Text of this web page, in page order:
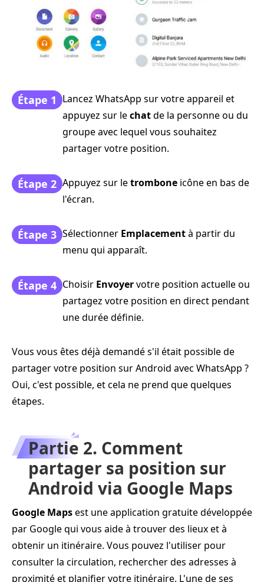
Étape 1 Lancez WhatsApp sur votre appareil et
appuyez sur lechatde la personne ou du
groupe avec lequel vous souhaitez
partager votre position.
Étape 2 Appuyez sur letrombone icône en bas de
l'écran.
Étape 3 Sélectionner Emplacementà partir du
menu qui apparaît.
Étape 4 Choisir Envoyervotre position actuelle ou
partagez votre position en direct pendant
une durée définie.
Vous vous êtes déjà demandé s'il était possible de
partager votre position sur Android avec WhatsApp ?
Oui, c'est possible, et cela ne prend que quelques
étapes.
Partie 2. Comment
partager sa position sur
Android via Google Maps
Google Mapsest une application gratuite développée
par Google qui vous aide à trouver des lieux et à
obtenir un itinéraire. Vous pouvez l'utiliser pour
consulter la circulation, rechercher des adresses à
proximité et planifier votre itinéraire. L'une de ses